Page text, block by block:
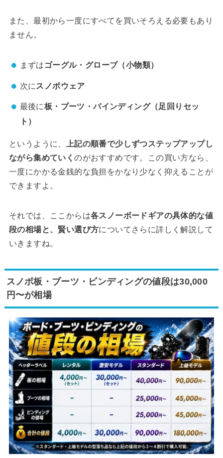
また、最初から一度にすべてを買いそろえる必要もあり
ません。
まずは ゴーグル・グローブ（小物類）
次に スノボウェア
最後に板・ブーツ・バインディング（足回りセッ
ト）
というように、
上記の順番で少しずつステップアップし
ながら集めていくのがおすすめです。この買い方なら、
一度にかかる金銭的な負担をかなり少なく抑えることが
できますよ。
それでは、ここからは各スノーボードギアの具体的な値
段の相場と、賢い選び方についてさらに詳しく解説して
いきますね。
スノボ板・ブーツ・ビンディングの値段は30,000
円〜が相場